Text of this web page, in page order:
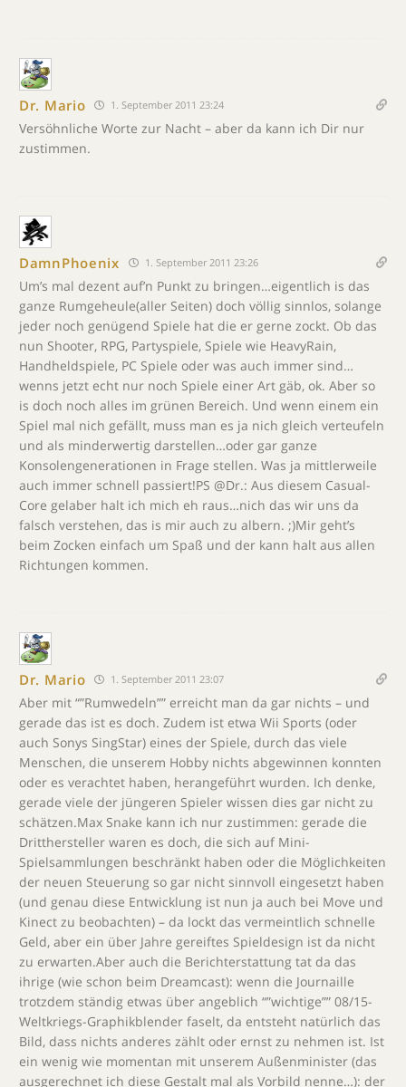
Dr. Mario 1. September 2011 23:24
Versöhnliche Worte zur Nacht – aber da kann ich Dir nur
zustimmen.
DamnPhoenix 1. September 2011 23:26
Um’s mal dezent auf’n Punkt zu bringen…eigentlich is das
ganze Rumgeheule(aller Seiten) doch völlig sinnlos, solange
jeder noch genügend Spiele hat die er gerne zockt. Ob das
nun Shooter, RPG, Partyspiele, Spiele wie HeavyRain,
Handheldspiele, PC Spiele oder was auch immer sind…
wenns jetzt echt nur noch Spiele einer Art gäb, ok. Aber so
is doch noch alles im grünen Bereich. Und wenn einem ein
Spiel mal nich gefällt, muss man es ja nich gleich verteufeln
und als minderwertig darstellen…oder gar ganze
Konsolengenerationen in Frage stellen. Was ja mittlerweile
auch immer schnell passiert!PS @Dr.: Aus diesem Casual-
Core gelaber halt ich mich eh raus…nich das wir uns da
falsch verstehen, das is mir auch zu albern. ;)Mir geht’s
beim Zocken einfach um Spaß und der kann halt aus allen
Richtungen kommen.
Dr. Mario 1. September 2011 23:07
Aber mit “”Rumwedeln”” erreicht man da gar nichts – und
gerade das ist es doch. Zudem ist etwa Wii Sports (oder
auch Sonys SingStar) eines der Spiele, durch das viele
Menschen, die unserem Hobby nichts abgewinnen konnten
oder es verachtet haben, herangeführt wurden. Ich denke,
gerade viele der jüngeren Spieler wissen dies gar nicht zu
schätzen.Max Snake kann ich nur zustimmen: gerade die
Dritthersteller waren es doch, die sich auf Mini-
Spielsammlungen beschränkt haben oder die Möglichkeiten
der neuen Steuerung so gar nicht sinnvoll eingesetzt haben
(und genau diese Entwicklung ist nun ja auch bei Move und
Kinect zu beobachten) – da lockt das vermeintlich schnelle
Geld, aber ein über Jahre gereiftes Spieldesign ist da nicht
zu erwarten.Aber auch die Berichterstattung tat da das
ihrige (wie schon beim Dreamcast): wenn die Journaille
trotzdem ständig etwas über angeblich “”wichtige”” 08/15-
Weltkriegs-Graphikblender faselt, da entsteht natürlich das
Bild, dass nichts anderes zählt oder ernst zu nehmen ist. Ist
ein wenig wie momentan mit unserem Außenminister (das
ausgerechnet ich diese Gestalt mal als Vorbild nenne…): der